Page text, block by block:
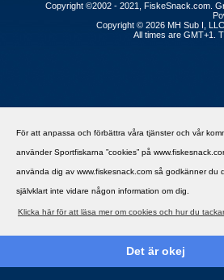
För att anpassa och förbättra våra tjänster och vår
använder Sportfiskarna ”cookies” på
använda dig av www.fiskesnack.com så godkänner du
självklart inte vidare någon information om dig.
Klicka här för att läsa mer om cookies och hur du
Det är okej
Copyright ©2002 - 2021, FiskeSnack.com.
Copyright © 2026 MH Sub I,
All times are GMT+1.